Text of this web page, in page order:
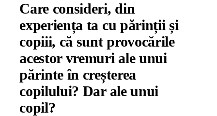
Care consideri, din
experiența ta cu părinții și
copiii, că sunt provocările
acestor vremuri ale unui
părinte în creșterea
copilului? Dar ale unui
copil?